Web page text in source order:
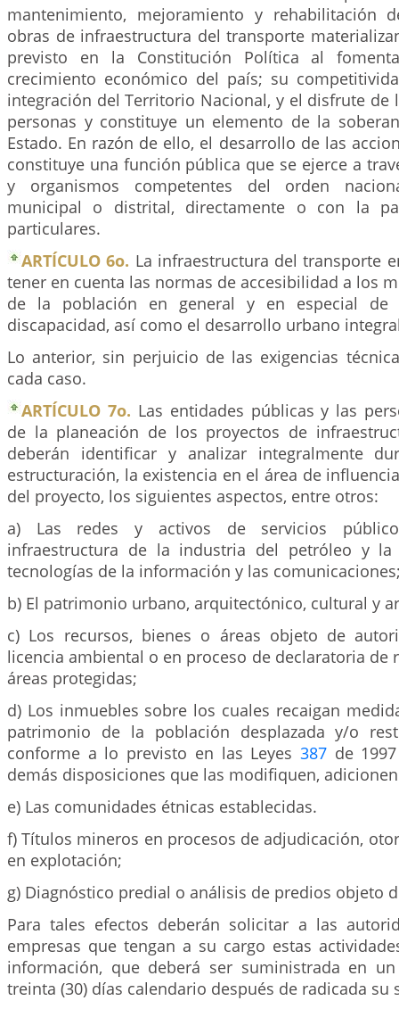
mantenimiento, mejoramiento y rehabilitación
obras de infraestructura del transporte
previsto en la Constitución Política al
crecimiento económico del país; su
integración del Territorio Nacional, y el disfrute de
personas y constituye un elemento de la
Estado. En razón de ello, el desarrollo de las
constituye una función pública que se ejerce a
y organismos competentes del orden
municipal o distrital, directamente o con la
particulares.
ARTÍCULO 6o. La infraestructura del transporte
tener en cuenta las normas de accesibilidad a los
de la población en general y en especial de
discapacidad, así como el desarrollo urbano
Lo anterior, sin perjuicio de las exigencias
cada caso.
ARTÍCULO 7o. Las entidades públicas y las
de la planeación de los proyectos de
deberán identificar y analizar integralmente
estructuración, la existencia en el área de
del proyecto, los siguientes aspectos, entre otros:
a) Las redes y activos de servicios
infraestructura de la industria del petróleo y la
tecnologías de la información y las
b) El patrimonio urbano, arquitectónico, cultural y
c) Los recursos, bienes o áreas objeto de
licencia ambiental o en proceso de declaratoria de
áreas protegidas;
d) Los inmuebles sobre los cuales recaigan
patrimonio de la población desplazada y/o
conforme a lo previsto en las Leyes 387 de
demás disposiciones que las modifiquen,
e) Las comunidades étnicas establecidas.
f) Títulos mineros en procesos de adjudicación,
en explotación;
g) Diagnóstico predial o análisis de predios objeto
Para tales efectos deberán solicitar a las
empresas que tengan a su cargo estas
información, que deberá ser suministrada en
treinta (30) días calendario después de radicada su